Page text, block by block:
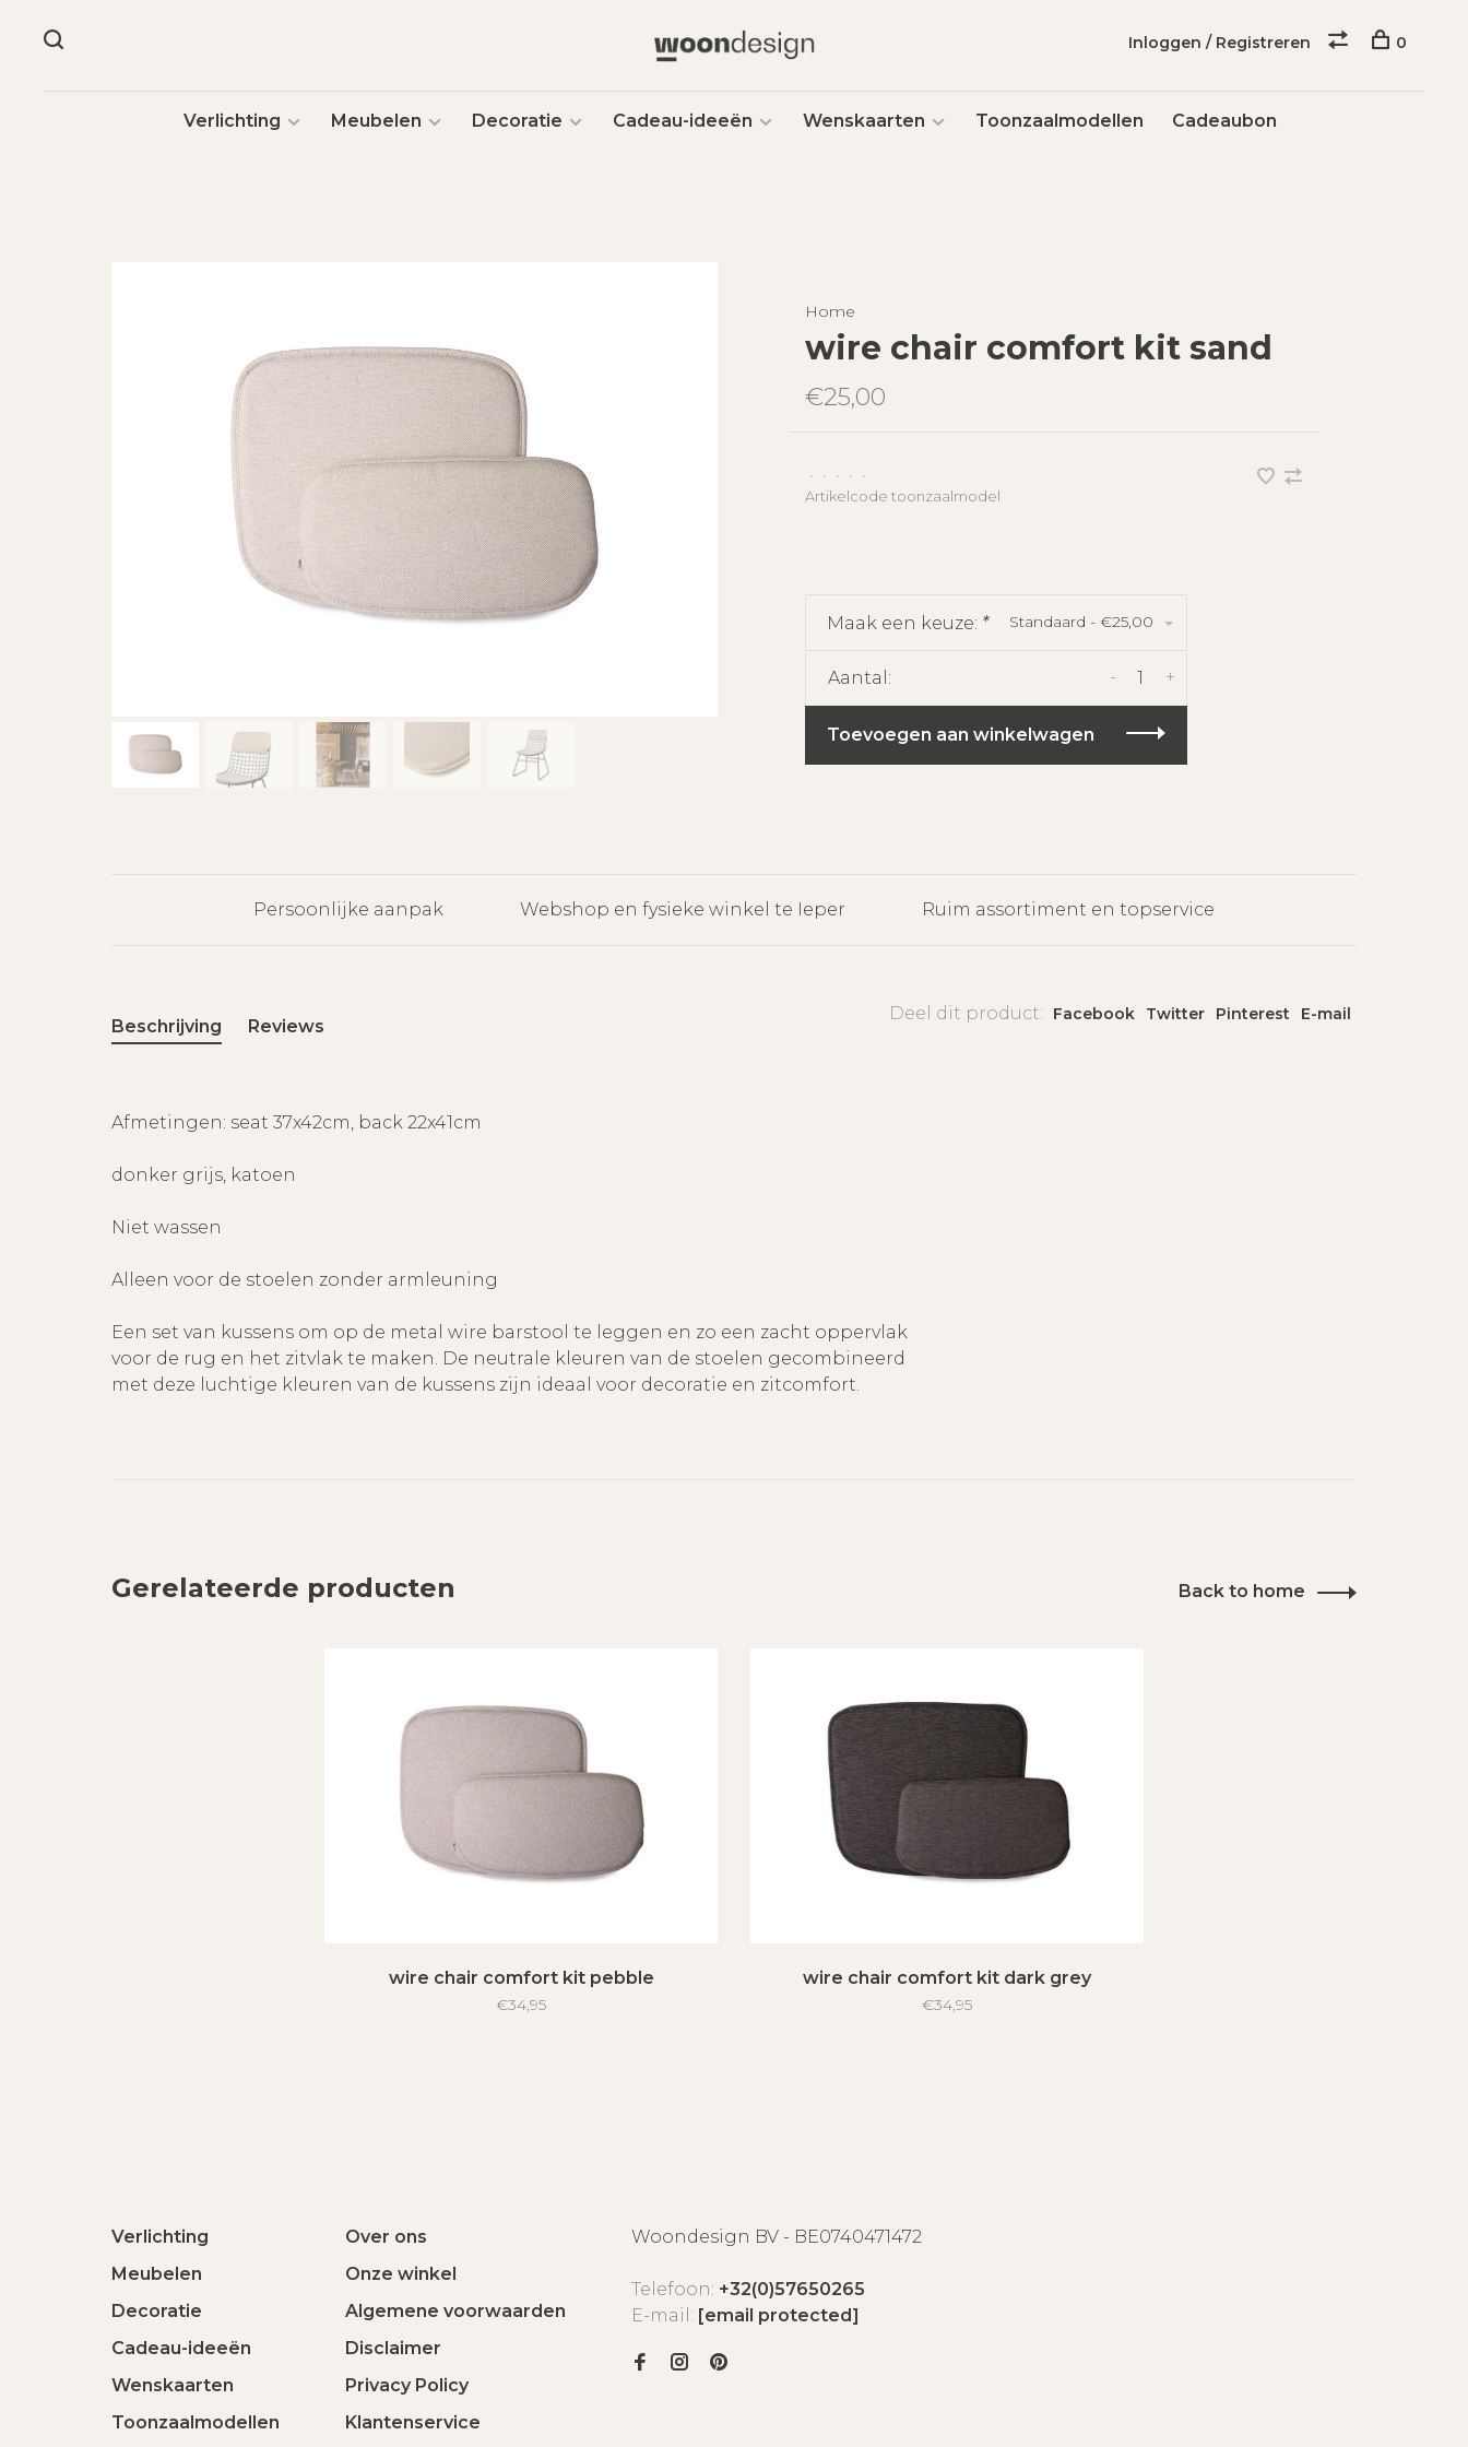
Verlichting Meubelen Decoratie Cadeau-ideeën Wenskaarten Toonzaalmodellen Cadeaubon
Inloggen / Registreren 0
Home
wire chair comfort kit sand
€25,00
• • • •
•
Artikelcode toonzaalmodel
Maak een keuze: * Standaard - €25,00
Aantal: +
-
Toevoegen aan winkelwagen
Persoonlijke aanpak Webshop en fysieke winkel te Ieper Ruim assortiment en topservice
Deel dit product: Facebook Twitter Pinterest E-mail
Beschrijving Reviews
Afmetingen: seat 37x42cm, back 22x41cm
donker grijs, katoen
Niet wassen
Alleen voor de stoelen zonder armleuning
Een set van kussens om op de metal wire barstool te leggen en zo een zacht oppervlak
voor de rug en het zitvlak te maken. De neutrale kleuren van de stoelen gecombineerd
met deze luchtige kleuren van de kussens zijn ideaal voor decoratie en zitcomfort.
Gerelateerde producten Back to home
wire chair comfort kit pebble
€34,95
wire chair comfort kit dark grey
€34,95
Verlichting
Meubelen
Decoratie
Cadeau-ideeën
Wenskaarten
Toonzaalmodellen
Over ons
Onze winkel
Algemene voorwaarden
Disclaimer
Privacy Policy
Klantenservice
Woondesign BV - BE0740471472
Telefoon: +32(0)57650265
E-mail: [email protected]